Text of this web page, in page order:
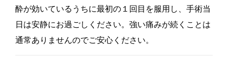
酔が効いているうちに最初の１回目を服用し、手術当
日は安静にお過ごしください。強い痛みが続くことは
通常ありませんのでご安心ください。